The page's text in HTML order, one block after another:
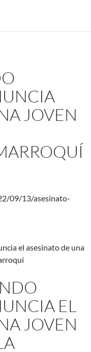
JOVEN
09/13/asesinato-
EL
JOVEN